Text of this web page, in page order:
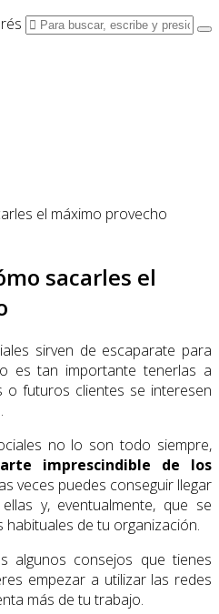
sacarles el
sirven de escaparate para
es tan importante tenerlas a
o futuros clientes se interesen
no lo son todo siempre,
imprescindible de los
veces puedes conseguir llegar
y, eventualmente, que se
de tu organización.
algunos consejos que tienes
empezar a utilizar las redes
más de tu trabajo.